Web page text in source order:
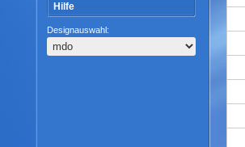
Hilfe
Designauswahl: